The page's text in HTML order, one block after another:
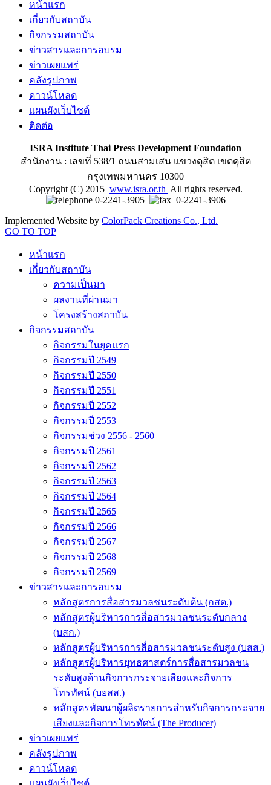
หน้าแรก
เกี่ยวกับสถาบัน
กิจกรรมสถาบัน
ข่าวสารและการอบรม
ข่าวเผยแพร่
คลังรูปภาพ
ดาวน์โหลด
แผนผังเว็บไซต์
ติดต่อ
ISRA Institute Thai Press Development Foundation
สำนักงาน : เลขที่ 538/1 ถนนสามเสน แขวงดุสิต เขตดุสิต
กรุงเทพมหานคร 10300
Copyright (C) 2015 www.isra.or.th All rights reserved.
0-2241-3905
0-2241-3906
Implemented Website by ColorPack Creations Co., Ltd.
GO TO TOP
หน้าแรก
เกี่ยวกับสถาบัน
ความเป็นมา
ผลงานที่ผ่านมา
โครงสร้างสถาบัน
กิจกรรมสถาบัน
กิจกรรมในยุคแรก
กิจกรรมปี 2549
กิจกรรมปี 2550
กิจกรรมปี 2551
กิจกรรมปี 2552
กิจกรรมปี 2553
กิจกรรมช่วง 2556 - 2560
กิจกรรมปี 2561
กิจกรรมปี 2562
กิจกรรมปี 2563
กิจกรรมปี 2564
กิจกรรมปี 2565
กิจกรรมปี 2566
กิจกรรมปี 2567
กิจกรรมปี 2568
กิจกรรมปี 2569
ข่าวสารและการอบรม
หลักสูตรการสื่อสารมวลชนระดับต้น (กสต.)
หลักสูตรผู้บริหารการสื่อสารมวลชนระดับกลาง
(บสก.)
หลักสูตรผู้บริหารการสื่อสารมวลชนระดับสูง (บสส.)
หลักสูตรผู้บริหารยุทธศาสตร์การสื่อสารมวลชน
ระดับสูงด้านกิจการกระจายเสียงและกิจการ
โทรทัศน์ (บยสส.)
หลักสูตรพัฒนาผู้ผลิตรายการสำหรับกิจการกระจาย
เสียงและกิจการโทรทัศน์ (The Producer)
ข่าวเผยแพร่
คลังรูปภาพ
ดาวน์โหลด